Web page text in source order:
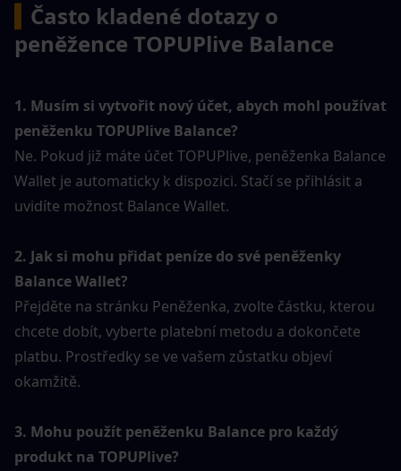
Často kladené dotazy o
peněžence TOPUPlive Balance
1. Musím si vytvořit nový účet, abych mohl používat
peněženku TOPUPlive Balance?
Ne. Pokud již máte účet TOPUPlive, peněženka Balance
Wallet je automaticky k dispozici. Stačí se přihlásit a
uvidíte možnost Balance Wallet.
2. Jak si mohu přidat peníze do své peněženky
Balance Wallet?
Přejděte na stránku Peněženka, zvolte částku, kterou
chcete dobít, vyberte platební metodu a dokončete
platbu. Prostředky se ve vašem zůstatku objeví
okamžitě.
3. Mohu použít peněženku Balance pro každý
produkt na TOPUPlive?